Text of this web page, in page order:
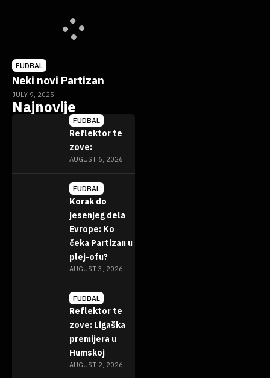
FUDBAL
Neki novi Partizan
JULY 9, 2025
Najnovije
FUDBAL
Reflektor te
zove:
AUGUST 6, 2026
FUDBAL
Korak do
jesenjeg dela
Evrope: Ko
čeka Partizan u
plej-ofu?
AUGUST 3, 2026
FUDBAL
Reflektor te
zove: Ligaška
premijera u
Humskoj
AUGUST 2, 2026